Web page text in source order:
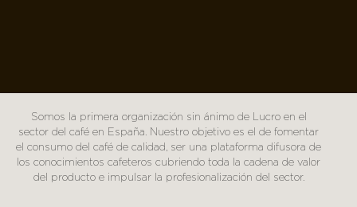
Somos la primera organización sin ánimo de Lucro en el
sector del café en España. Nuestro objetivo es el de fomentar
el consumo del café de calidad, ser una plataforma difusora de
los conocimientos cafeteros cubriendo toda la cadena de valor
del producto e impulsar la profesionalización del sector.